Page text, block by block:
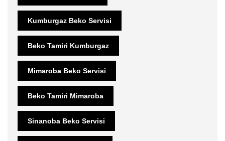
Kumburgaz Beko Servisi
Beko Tamiri Kumburgaz
Mimaroba Beko Servisi
Beko Tamiri Mimaroba
Sinanoba Beko Servisi